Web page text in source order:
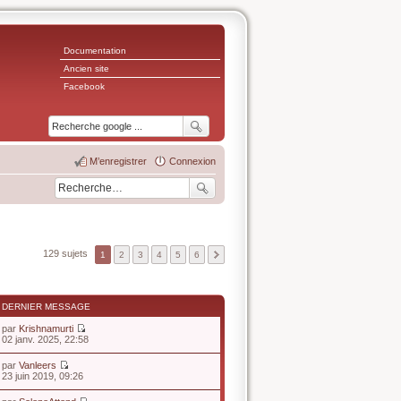
Documentation
Ancien site
Facebook
Connexion
M’enregistrer
129 sujets 1 2 3 4 5 6
DERNIER MESSAGE
par Krishnamurti
V
e
02 janv. 2025, 22:58
par Vanleers
V
23 juin 2019, 09:26